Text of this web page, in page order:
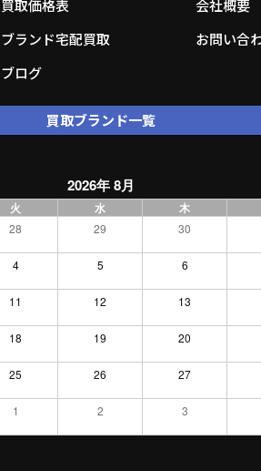
買取価格表
ブランド宅配買取
ブログ
会社概要
お問い合
買取ブランド一覧
2026年 8月
火 水 木
28 29 30
4 5 6
11 12 13
18 19 20
25 26 27
1 2 3